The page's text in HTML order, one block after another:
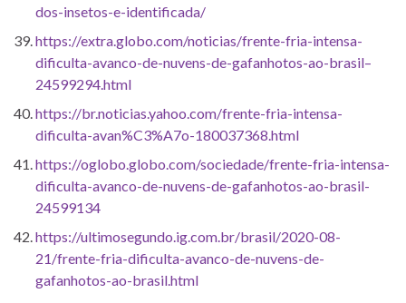
dos-insetos-e-identificada/
https://extra.globo.com/noticias/frente-fria-intensa-
dificulta-avanco-de-nuvens-de-gafanhotos-ao-brasil–
24599294.html
https://br.noticias.yahoo.com/frente-fria-intensa-
dificulta-avan%C3%A7o-180037368.html
https://oglobo.globo.com/sociedade/frente-fria-intensa-
dificulta-avanco-de-nuvens-de-gafanhotos-ao-brasil-
24599134
https://ultimosegundo.ig.com.br/brasil/2020-08-
21/frente-fria-dificulta-avanco-de-nuvens-de-
gafanhotos-ao-brasil.html